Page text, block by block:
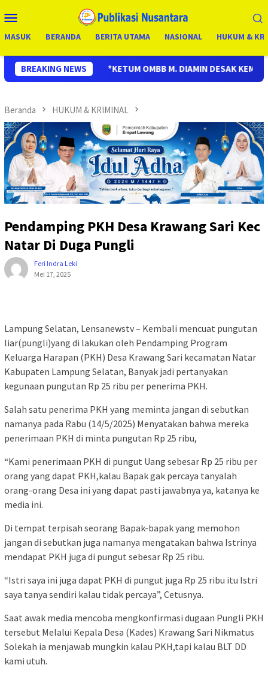
ke
Mobile
MASUK BERANDA BERITA UTAMA NASIONAL HUKUM &
BREAKING NEWS
OMBB M. DIAMIN DESAK KEMENDIKBUD & APH USUT PUNGLI
Beranda HUKUM & KRIMINAL
Pendamping PKH Desa Krawang Sari Kec
Natar Di Duga Pungli
Feri Indra Leki
Mei 17, 2025
Lampung Selatan, Lensanewstv – Kembali mencuat pungutan
liar(pungli)yang di lakukan oleh Pendamping Program
Keluarga Harapan (PKH) Desa Krawang Sari kecamatan Natar
Kabupaten Lampung Selatan, Banyak jadi pertanyakan
kegunaan pungutan Rp 25 ribu per penerima PKH.
Salah satu penerima PKH yang meminta jangan di sebutkan
namanya pada Rabu (14/5/2025) Menyatakan bahwa mereka
penerimaan PKH di minta pungutan Rp 25 ribu,
“Kami penerimaan PKH di pungut Uang sebesar Rp 25 ribu per
orang yang dapat PKH,kalau Bapak gak percaya tanyalah
orang-orang Desa ini yang dapat pasti jawabnya ya, katanya ke
media ini.
Di tempat terpisah seorang Bapak-bapak yang memohon
jangan di sebutkan juga namanya mengatakan bahwa Istrinya
mendapat PKH juga di pungut sebesar Rp 25 ribu.
“Istri saya ini juga dapat PKH di pungut juga Rp 25 ribu itu Istri
saya tanya sendiri kalau tidak percaya”, Cetusnya.
Saat awak media mencoba mengkonfirmasi dugaan Pungli PKH
tersebut Melalui Kepala Desa (Kades) Krawang Sari Nikmatus
Solekah ia menjawab mungkin kalau PKH,tapi kalau BLT DD
kami utuh.